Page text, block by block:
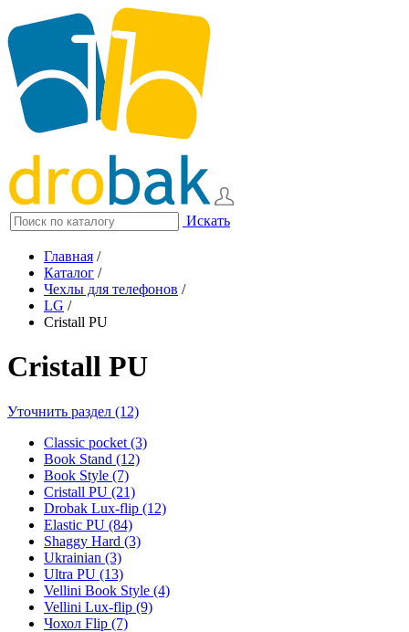
Искать
Главная /
Каталог /
Чехлы для телефонов /
LG /
Cristall PU
Cristall PU
Уточнить раздел (12)
Classic pocket (3)
Book Stand (12)
Book Style (7)
Cristall PU (21)
Drobak Lux-flip (12)
Elastic PU (84)
Shaggy Hard (3)
Ukrainian (3)
Ultra PU (13)
Vellini Book Style (4)
Vellini Lux-flip (9)
Чохол Flip (7)